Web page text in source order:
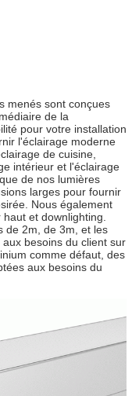
menés sont conçues
de la
pour votre installation
l'éclairage moderne
de cuisine,
intérieur et l'éclairage
de nos lumières
larges pour fournir
Nous également
et downlighting.
de 2m, de 3m, et les
besoins du client sur
comme défaut, des
aux besoins du